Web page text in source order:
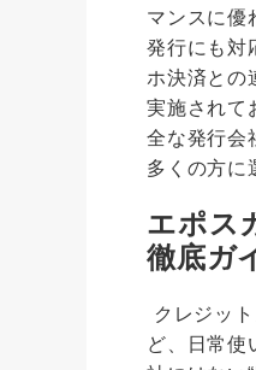
マンスに優
発行にも対
ホ決済との
実施されて
全な発行会
多くの方に
エポス
徹底ガ
クレジッ
ど、日常使